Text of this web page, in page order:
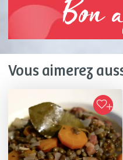
Bon
Vous aimerez